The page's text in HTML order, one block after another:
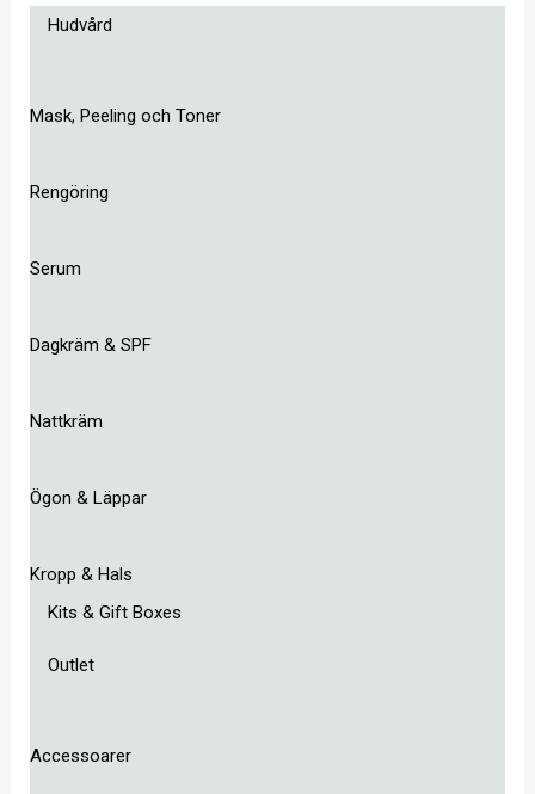
Hudvård
Mask, Peeling och Toner
Rengöring
Serum
Dagkräm & SPF
Nattkräm
Ögon & Läppar
Kropp & Hals
Kits & Gift Boxes
Outlet
Accessoarer